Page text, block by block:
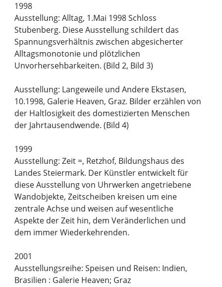
1998
Ausstellung: Alltag, 1.Mai 1998 Schloss
Stubenberg. Diese Ausstellung schildert das
Spannungsverhältnis zwischen abgesicherter
Alltagsmonotonie und plötzlichen
Unvorhersehbarkeiten. (Bild 2, Bild 3)
Ausstellung: Langeweile und Andere Ekstasen,
10.1998, Galerie Heaven, Graz. Bilder erzählen von
der Haltlosigkeit des domestizierten Menschen
der Jahrtausendwende. (Bild 4)
1999
Ausstellung: Zeit =, Retzhof, Bildungshaus des
Landes Steiermark. Der Künstler entwickelt für
diese Ausstellung von Uhrwerken angetriebene
Wandobjekte, Zeitscheiben kreisen um eine
zentrale Achse und weisen auf wesentliche
Aspekte der Zeit hin, dem Veränderlichen und
dem immer Wiederkehrenden.
2001
Ausstellungsreihe: Speisen und Reisen: Indien,
Brasilien : Galerie Heaven; Graz